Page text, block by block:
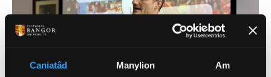
Caniatâd Manylion Am